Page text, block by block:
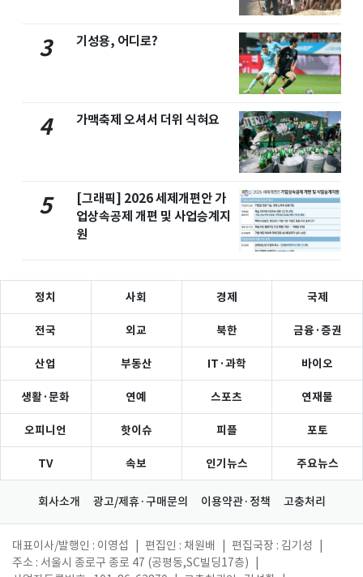
3 기성용, 어디로?
4 가맥축제 오셔서 더위 식혀요
5
[그래픽] 2026 세제개편안 가
업상속공제 개편 및 사업승계지
원
정치 사회 경제 국제
전국 외교 북한 금융·증권
산업 부동산 IT·과학 바이오
생활·문화 연예 스포츠 연재물
오피니언 핫이슈 피플 포토
TV 속보 인기뉴스 주요뉴스
회사소개 광고/제휴·구매문의 이용약관·정책 고충처리
대표이사/발행인 : 이영섭 편집인 : 채원배 편집국장 : 김기성
주소 : 서울시 종로구 종로 47 (공평동,SC빌딩17층)